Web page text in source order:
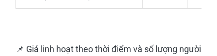
📌 Giá linh hoạt theo thời điểm và số lượng người